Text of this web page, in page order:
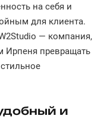
на себя и
для клиента.
— компания,
Ирпеня превращать
и